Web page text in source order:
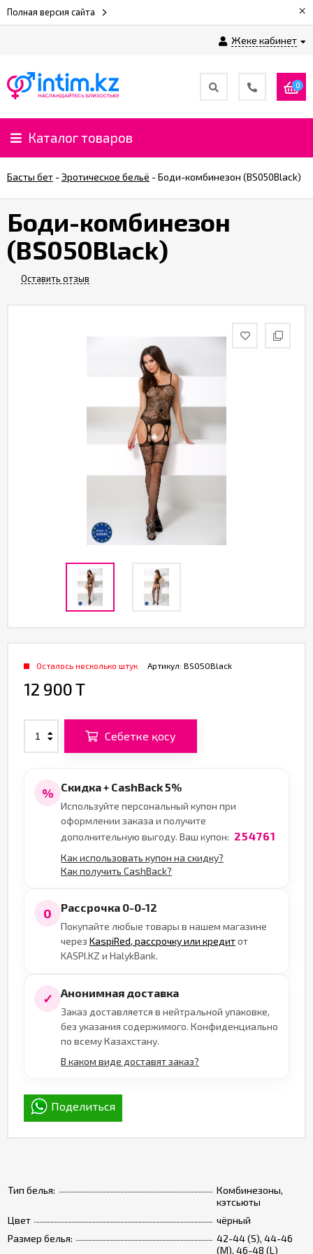
Полная версия сайта ×
Жеке кабинет
0
Каталог товаров
Басты бет -Эротическое бельё -Боди-комбинезон (BS050Black)
Боди-комбинезон
(BS050Black)
Оставить отзыв
Тип белья:
Комбинезоны,
кэтсьюты
Цвет
чёрный
Размер белья:
42-44 (S), 44-46
(M), 46-48 (L)
Артикул: BS050Black
Осталось несколько штук
12 900 T
Себетке қосу
% Скидка + CashBack 5%
Используйте персональный купон при
оформлении заказа и получите
дополнительную выгоду. Ваш купон: 254761
Как использовать купон на скидку?
Как получить CashBack?
0 Рассрочка 0-0-12
Покупайте любые товары в нашем магазине
через KaspiRed, рассрочку или кредитот
KASPI.KZ и HalykBank.
✓ Анонимная доставка
Заказ доставляется в нейтральной упаковке,
без указания содержимого. Конфиденциально
по всему Казахстану.
В каком виде доставят заказ?
Поделиться